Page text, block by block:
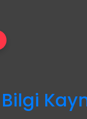
Bilgi